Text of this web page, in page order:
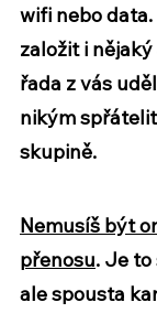
wifi nebo
založit i
řada z vás
nikým
skupině.
Nemusíš být
přenosu. Je to
ale spousta